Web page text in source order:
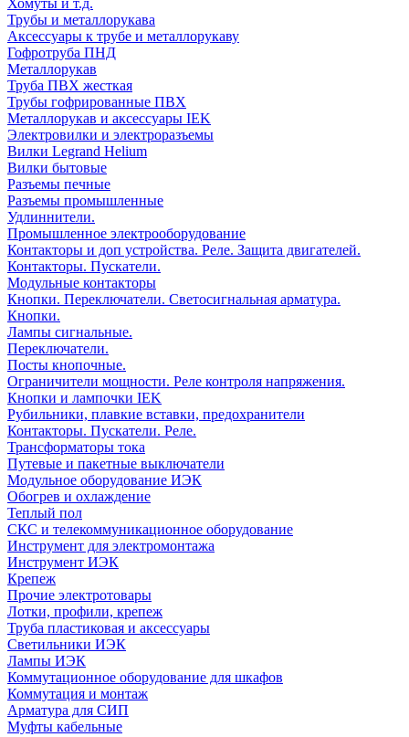
Трубы и металлорукава
Аксессуары к трубе и металлорукаву
Гофротруба ПНД
Металлорукав
Труба ПВХ жесткая
Трубы гофрированные ПВХ
Металлорукав и аксессуары IEK
Электровилки и электроразъемы
Вилки Legrand Helium
Вилки бытовые
Разъемы печные
Разъемы промышленные
Удлиннители.
Промышленное электрооборудование
Контакторы и доп устройства. Реле. Защита двигателей.
Контакторы. Пускатели.
Модульные контакторы
Кнопки. Переключатели. Светосигнальная арматура.
Кнопки.
Лампы сигнальные.
Переключатели.
Посты кнопочные.
Ограничители мощности. Реле контроля напряжения.
Кнопки и лампочки IEK
Рубильники, плавкие вставки, предохранители
Контакторы. Пускатели. Реле.
Трансформаторы тока
Путевые и пакетные выключатели
Модульное оборудование ИЭК
Обогрев и охлаждение
Теплый пол
СКС и телекоммуникационное оборудование
Инструмент для электромонтажа
Инструмент ИЭК
Крепеж
Прочие электротовары
Лотки, профили, крепеж
Труба пластиковая и аксессуары
Светильники ИЭК
Лампы ИЭК
Коммутационное оборудование для шкафов
Коммутация и монтаж
Арматура для СИП
Муфты кабельные